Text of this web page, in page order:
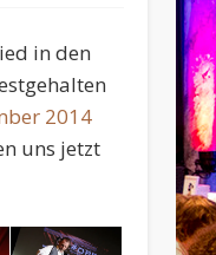
in den
2014
uns jetzt